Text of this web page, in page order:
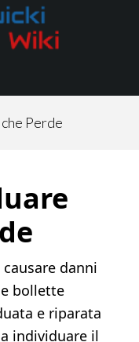
Perde
danni
bollette
e riparata
individuare il